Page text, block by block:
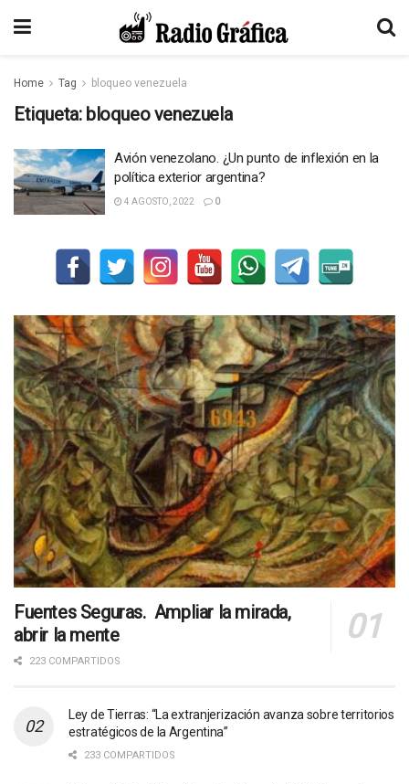
Home Tag bloqueo venezuela
Etiqueta: bloqueo venezuela
Avión venezolano. ¿Un punto de inflexión en la
política exterior argentina?
4 AGOSTO, 2022 0
Fuentes Seguras. Ampliar la mirada,
abrir la mente
223 COMPARTIDOS
Ley de Tierras: “La extranjerización avanza sobre territorios
estratégicos de la Argentina”
233 COMPARTIDOS